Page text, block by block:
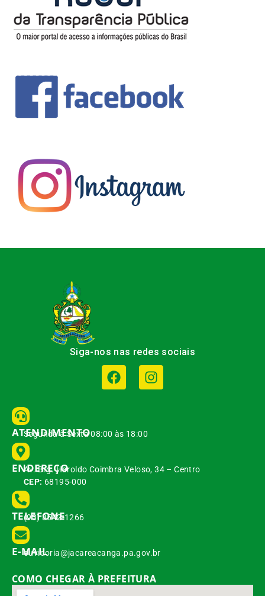
Siga-nos nas redes sociais
ATENDIMENTO
Segunda à Sexta 08:00 às 18:00
ENDEREÇO
Av. Brg. Haroldo Coimbra Veloso, 34 – Centro
CEP: 68195-000
TELEFONE
(93) 3542-1266
E-MAIL
ouvidoria@jacareacanga.pa.gov.br
COMO CHEGAR À PREFEITURA